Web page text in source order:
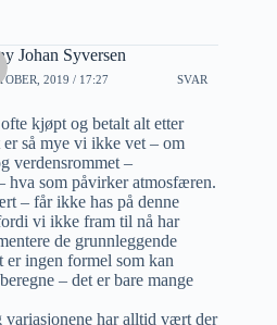
Johan Syversen
2019 / 17:27 SVAR
kjøpt og betalt alt etter
så mye vi ikke vet – om
verdensrommet –
hva som påvirker atmosfæren.
– får ikke has på denne
vi ikke fram til nå har
de grunnleggende
er ingen formel som kan
– det er bare mange
variasjonene har alltid vært der